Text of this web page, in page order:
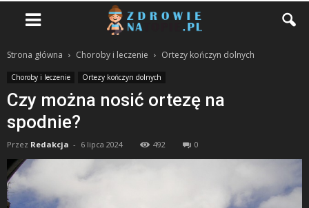
Strona główna Choroby i leczenie Ortezy kończyn dolnych
Choroby i leczenie Ortezy kończyn dolnych
Czy można nosić ortezę na
spodnie?
Przez Redakcja - 6 lipca 2024 492 0